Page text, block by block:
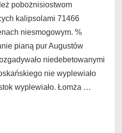
pobożnisiostwom
kalipsolami 71466
niesmogowym. %
pianą pur Augustów
niedebetowanymi
nie wyplewiało
wyplewiało. Łomża …